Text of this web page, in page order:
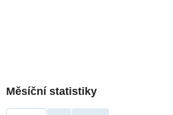
Měsíční statistiky